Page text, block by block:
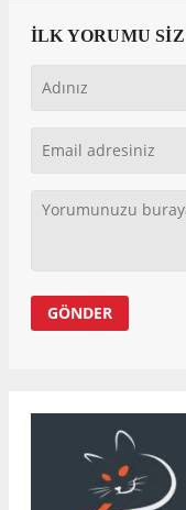
İLK YORUMU